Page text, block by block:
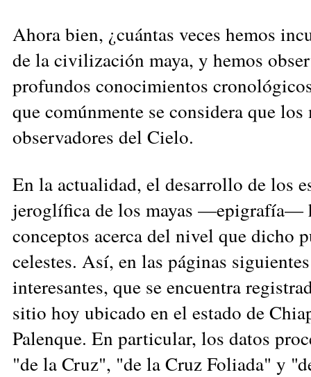
Ahora bien, ¿cuántas veces hemos
de la civilización maya, y hemos
profundos conocimientos
que comúnmente se considera que los
observadores del Cielo.
En la actualidad, el desarrollo de los
jeroglífica de los mayas —epigrafía—
conceptos acerca del nivel que dicho
celestes. Así, en las páginas
interesantes, que se encuentra
sitio hoy ubicado en el estado de
Palenque. En particular, los datos pro
"de la Cruz", "de la Cruz Foliada" y